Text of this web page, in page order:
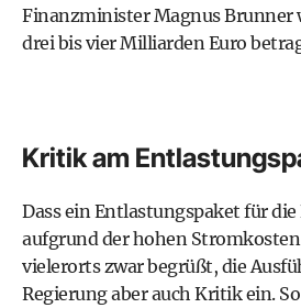
FinanzministerMagnus Brunner
drei bis vier Milliarden Euro
Kritik am
Dass ein Entlastungspaket für
aufgrund der hohen
vielerorts zwar begrüßt, die
Regierung aber auch Kritik ein.